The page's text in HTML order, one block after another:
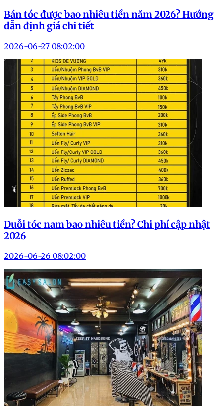
Bán tóc được bao nhiêu tiền năm 2026? Hướng
dẫn định giá chi tiết
2026-06-27 08:02:00
Duỗi tóc nam bao nhiêu tiền? Chi phí cập nhật
2026
2026-06-26 08:02:00